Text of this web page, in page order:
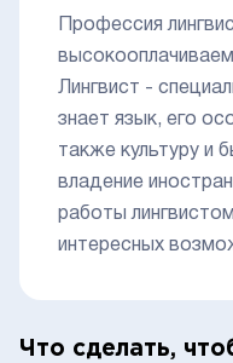
Профессия
Лингвист -
знает язык, его
также культуру и
владение
работы
интересных
Что сделать,